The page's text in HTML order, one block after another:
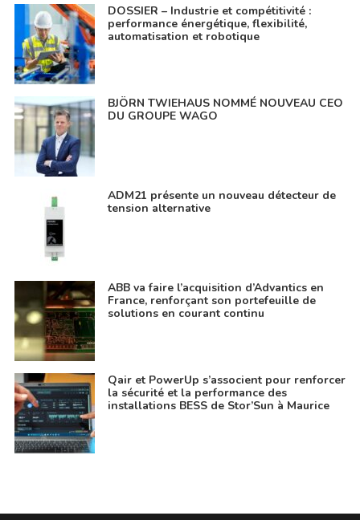
DOSSIER – Industrie et compétitivité :
performance énergétique, flexibilité,
automatisation et robotique
BJÖRN TWIEHAUS NOMMÉ NOUVEAU CEO
DU GROUPE WAGO
ADM21 présente un nouveau détecteur de
tension alternative
ABB va faire l’acquisition d’Advantics en
France, renforçant son portefeuille de
solutions en courant continu
Qair et PowerUp s’associent pour renforcer
la sécurité et la performance des
installations BESS de Stor’Sun à Maurice